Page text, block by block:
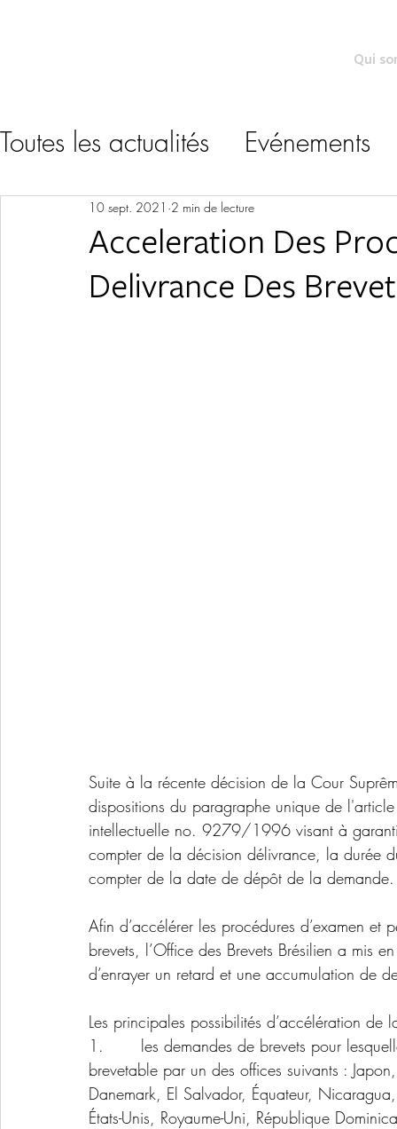
Qui
Toutes les actualités Evénements
Acceleration Des
Delivrance Des
10 sept. 2021 2 min de lecture
Suite à la récente décision de la Cour
dispositions du paragraphe unique de
intellectuelle no. 9279/1996 visant à
compter de la décision délivrance, la durée
compter de la date de dépôt de la demande.
Afin d’accélérer les procédures d’examen
brevets, l’Office des Brevets Brésilien a mis
d’enrayer un retard et une accumulation de
Les principales possibilités d’accélération de
1.       les demandes de brevets pour
brevetable par un des offices suivants :
Danemark, El Salvador, Équateur,
États-Unis, Royaume-Uni, République